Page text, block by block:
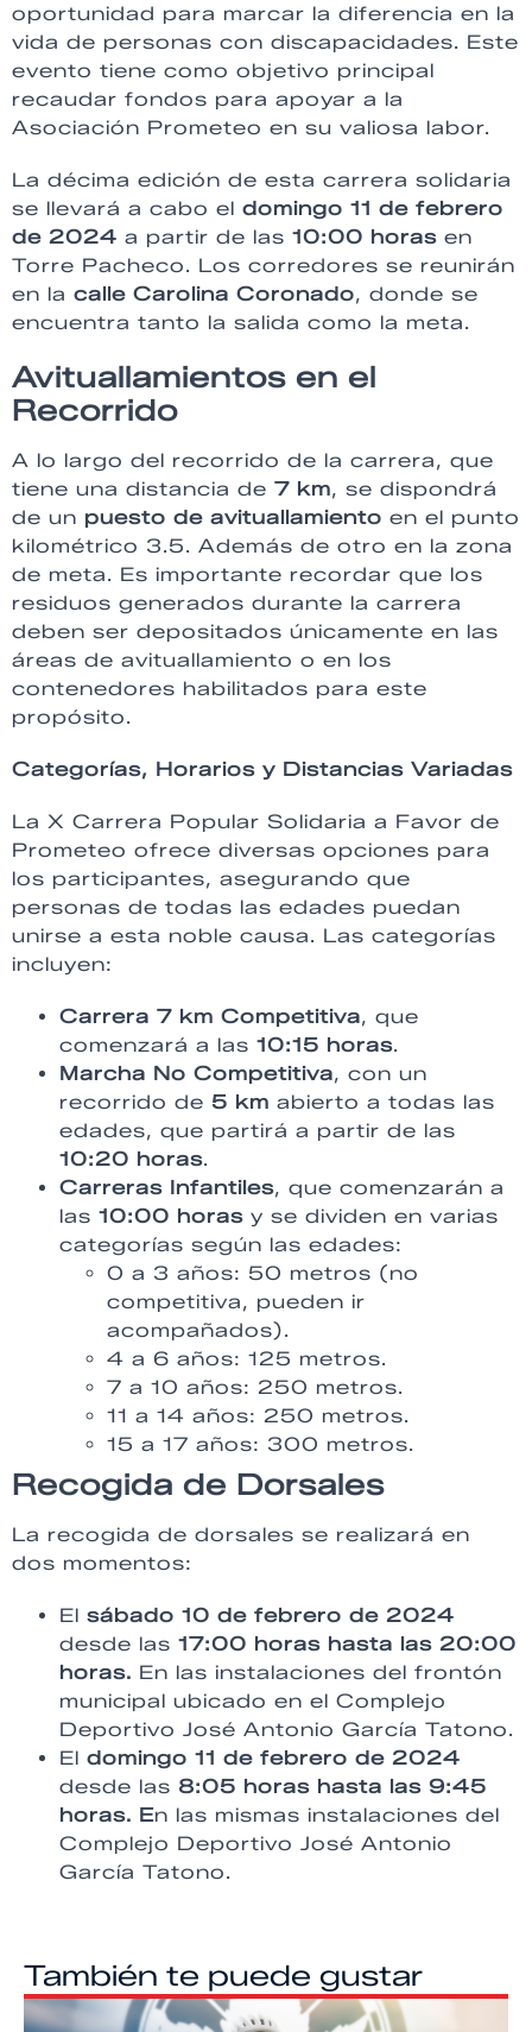
oportunidad para marcar la diferencia en la
vida de personas con discapacidades. Este
evento tiene como objetivo principal
recaudar fondos para apoyar a la
Asociación Prometeo en su valiosa labor.
La décima edición de esta carrera solidaria
se llevará a cabo el domingo 11 de febrero
de 2024 a partir de las 10:00 horas en
Torre Pacheco. Los corredores se reunirán
en la calle Carolina Coronado, donde se
encuentra tanto la salida como la meta.
Avituallamientos en el
Recorrido
A lo largo del recorrido de la carrera, que
tiene una distancia de 7 km, se dispondrá
de un puesto de avituallamiento en el punto
kilométrico 3.5. Además de otro en la zona
de meta. Es importante recordar que los
residuos generados durante la carrera
deben ser depositados únicamente en las
áreas de avituallamiento o en los
contenedores habilitados para este
propósito.
Categorías, Horarios y Distancias Variadas
La X Carrera Popular Solidaria a Favor de
Prometeo ofrece diversas opciones para
los participantes, asegurando que
personas de todas las edades puedan
unirse a esta noble causa. Las categorías
incluyen:
Carrera 7 km Competitiva, que
comenzará a las 10:15 horas.
Marcha No Competitiva, con un
recorrido de 5 km abierto a todas las
edades, que partirá a partir de las
10:20 horas.
Carreras Infantiles, que comenzarán a
las 10:00 horas y se dividen en varias
categorías según las edades:
0 a 3 años: 50 metros (no
competitiva, pueden ir
acompañados).
4 a 6 años: 125 metros.
7 a 10 años: 250 metros.
11 a 14 años: 250 metros.
15 a 17 años: 300 metros.
Recogida de Dorsales
La recogida de dorsales se realizará en
dos momentos:
El sábado 10 de febrero de 2024
desde las 17:00 horas hasta las 20:00
horas. En las instalaciones del frontón
municipal ubicado en el Complejo
Deportivo José Antonio García Tatono.
El domingo 11 de febrero de 2024
desde las 8:05 horas hasta las 9:45
horas. En las mismas instalaciones del
Complejo Deportivo José Antonio
García Tatono.
También te puede gustar